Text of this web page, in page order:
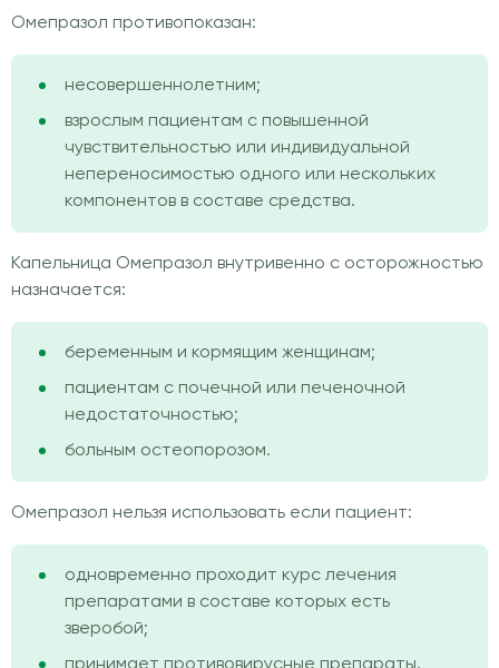
Омепразол противопоказан:
несовершеннолетним;
взрослым пациентам с повышенной
чувствительностью или индивидуальной
непереносимостью одного или нескольких
компонентов в составе средства.
Капельница Омепразол внутривенно с осторожностью
назначается:
беременным и кормящим женщинам;
пациентам с почечной или печеночной
недостаточностью;
больным остеопорозом.
Омепразол нельзя использовать если пациент:
одновременно проходит курс лечения
препаратами в составе которых есть
зверобой;
принимает противовирусные препараты,